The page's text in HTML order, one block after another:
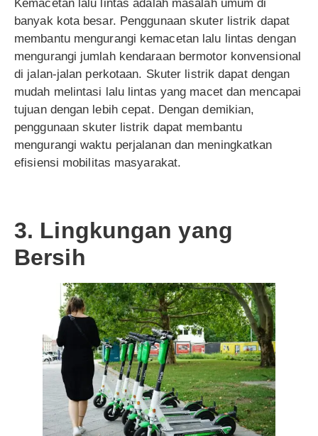
Kemacetan lalu lintas adalah masalah umum di
banyak kota besar. Penggunaan skuter listrik dapat
membantu mengurangi kemacetan lalu lintas dengan
mengurangi jumlah kendaraan bermotor konvensional
di jalan-jalan perkotaan. Skuter listrik dapat dengan
mudah melintasi lalu lintas yang macet dan mencapai
tujuan dengan lebih cepat. Dengan demikian,
penggunaan skuter listrik dapat membantu
mengurangi waktu perjalanan dan meningkatkan
efisiensi mobilitas masyarakat.
3. Lingkungan yang
Bersih